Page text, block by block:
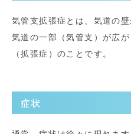
気管支拡張症とは、気道の
気道の一部（気管支）が広
（拡張症）のことです。
症状